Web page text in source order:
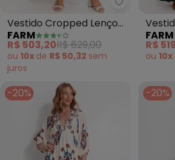
Farm -
Vestido Cropped Lenço
Pássaro em Flor (Off
White)
FARM
R$ 503,20R$ 629,00
ou 10x de R$ 50,32 sem
juros
FARM
R$
ou 10x
-20% -20%